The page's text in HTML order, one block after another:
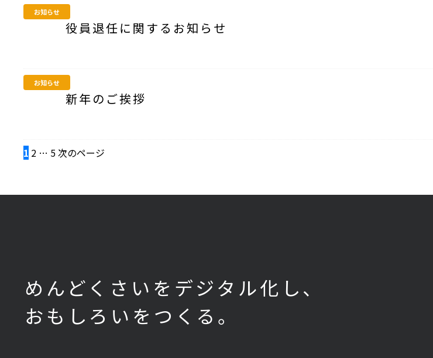
お知らせ
役員退任に関するお知らせ
お知らせ
新年のご挨拶
投
稿
ペ
ー
1 2 … 5次のページ
めんどくさいをデジタル化し、
おもしろいをつくる。